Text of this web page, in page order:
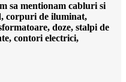
sa mentionam cabluri si
corpuri de iluminat,
doze, stalpi de
contori electrici,